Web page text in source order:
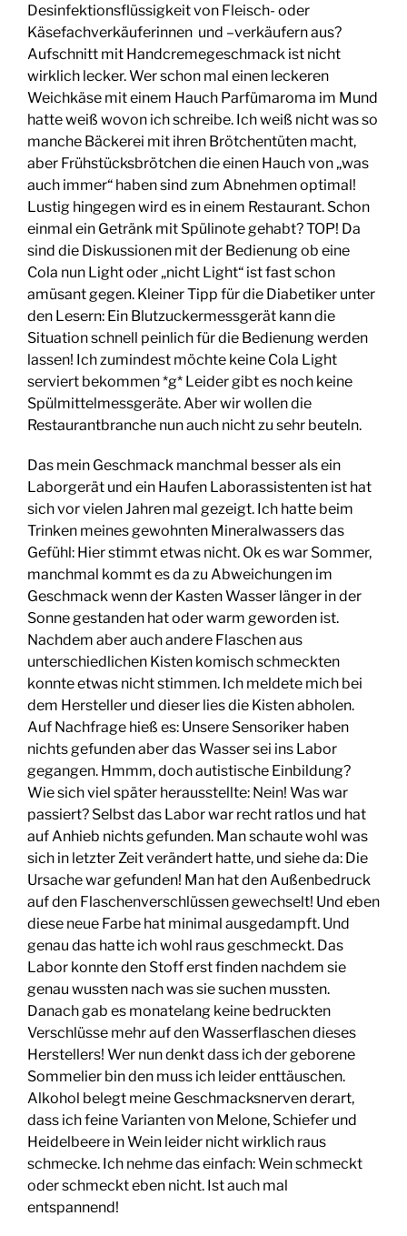
Desinfektionsflüssigkeit von Fleisch- oder
Käsefachverkäuferinnen und –verkäufern aus?
Aufschnitt mit Handcremegeschmack ist nicht
wirklich lecker. Wer schon mal einen leckeren
Weichkäse mit einem Hauch Parfümaroma im Mund
hatte weiß wovon ich schreibe. Ich weiß nicht was so
manche Bäckerei mit ihren Brötchentüten macht,
aber Frühstücksbrötchen die einen Hauch von „was
auch immer“ haben sind zum Abnehmen optimal!
Lustig hingegen wird es in einem Restaurant. Schon
einmal ein Getränk mit Spülinote gehabt? TOP! Da
sind die Diskussionen mit der Bedienung ob eine
Cola nun Light oder „nicht Light“ ist fast schon
amüsant gegen. Kleiner Tipp für die Diabetiker unter
den Lesern: Ein Blutzuckermessgerät kann die
Situation schnell peinlich für die Bedienung werden
lassen! Ich zumindest möchte keine Cola Light
serviert bekommen *g* Leider gibt es noch keine
Spülmittelmessgeräte. Aber wir wollen die
Restaurantbranche nun auch nicht zu sehr beuteln.
Das mein Geschmack manchmal besser als ein
Laborgerät und ein Haufen Laborassistenten ist hat
sich vor vielen Jahren mal gezeigt. Ich hatte beim
Trinken meines gewohnten Mineralwassers das
Gefühl: Hier stimmt etwas nicht. Ok es war Sommer,
manchmal kommt es da zu Abweichungen im
Geschmack wenn der Kasten Wasser länger in der
Sonne gestanden hat oder warm geworden ist.
Nachdem aber auch andere Flaschen aus
unterschiedlichen Kisten komisch schmeckten
konnte etwas nicht stimmen. Ich meldete mich bei
dem Hersteller und dieser lies die Kisten abholen.
Auf Nachfrage hieß es: Unsere Sensoriker haben
nichts gefunden aber das Wasser sei ins Labor
gegangen. Hmmm, doch autistische Einbildung?
Wie sich viel später herausstellte: Nein! Was war
passiert? Selbst das Labor war recht ratlos und hat
auf Anhieb nichts gefunden. Man schaute wohl was
sich in letzter Zeit verändert hatte, und siehe da: Die
Ursache war gefunden! Man hat den Außenbedruck
auf den Flaschenverschlüssen gewechselt! Und eben
diese neue Farbe hat minimal ausgedampft. Und
genau das hatte ich wohl raus geschmeckt. Das
Labor konnte den Stoff erst finden nachdem sie
genau wussten nach was sie suchen mussten.
Danach gab es monatelang keine bedruckten
Verschlüsse mehr auf den Wasserflaschen dieses
Herstellers! Wer nun denkt dass ich der geborene
Sommelier bin den muss ich leider enttäuschen.
Alkohol belegt meine Geschmacksnerven derart,
dass ich feine Varianten von Melone, Schiefer und
Heidelbeere in Wein leider nicht wirklich raus
schmecke. Ich nehme das einfach: Wein schmeckt
oder schmeckt eben nicht. Ist auch mal
entspannend!